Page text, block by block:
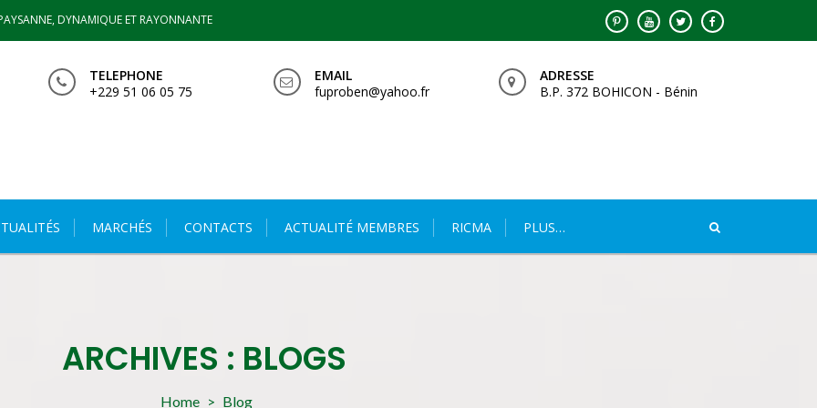
DYNAMIQUE ET RAYONNANTE
TELEPHONE
+229 51 06 05 75
EMAIL
fuproben@yahoo.fr
ADRESSE
B.P. 372 BOHICON - Bénin
MARCHÉS CONTACTS ACTUALITÉ MEMBRES RICMA PLUS…
ARCHIVES : BLOGS
Home > Blog